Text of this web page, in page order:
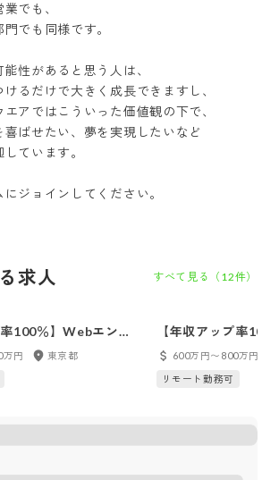
でも、
でも同様です。
性があると思う人は、
るだけで大きく成長できますし、
アではこういった価値観の下で、
喜ばせたい、夢を実現したいなど
ています。
求人 すべて見る（ 12件）
率100％】Webエンジ
万円
東京都
【年収アップ率
ーダー
600万円〜800万円
リモート勤務可